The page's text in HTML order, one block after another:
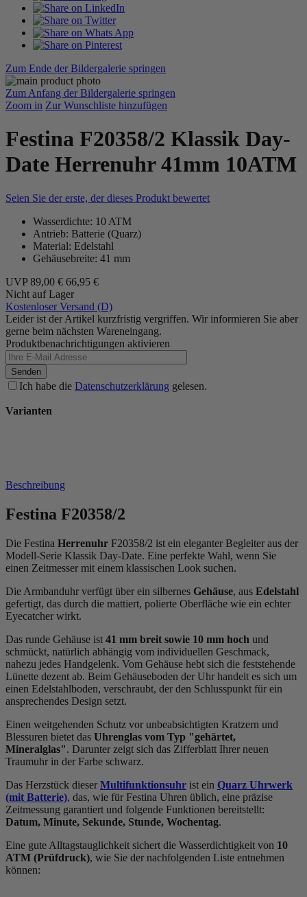
Zum Ende der Bildergalerie springen
Zum Anfang der Bildergalerie springen
Zoom in Zur Wunschliste hinzufügen
Festina F20358/2 Klassik Day-
Date Herrenuhr 41mm 10ATM
Seien Sie der erste, der dieses Produkt bewertet
Wasserdichte: 10 ATM
Antrieb: Batterie (Quarz)
Material: Edelstahl
Gehäusebreite: 41 mm
UVP 89,00 € 66,95 €
Nicht auf Lager
Kostenloser Versand (D)
Leider ist der Artikel kurzfristig vergriffen. Wir informieren Sie aber
gerne beim nächsten Wareneingang.
Produktbenachrichtigungen aktivieren
Senden
Ich habe die Datenschutzerklärung gelesen.
Varianten
Beschreibung
Festina F20358/2
Die Festina Herrenuhr F20358/2 ist ein eleganter Begleiter aus der
Modell-Serie Klassik Day-Date. Eine perfekte Wahl, wenn Sie
einen Zeitmesser mit einem klassischen Look suchen.
Die Armbanduhr verfügt über ein silbernes Gehäuse, aus Edelstahl
gefertigt, das durch die mattiert, polierte Oberfläche wie ein echter
Eyecatcher wirkt.
Das runde Gehäuse ist 41 mm breit sowie 10 mm hoch und
schmückt, natürlich abhängig vom individuellen Geschmack,
nahezu jedes Handgelenk. Vom Gehäuse hebt sich die feststehende
Lünette dezent ab. Beim Gehäuseboden der Uhr handelt es sich um
einen Edelstahlboden, verschraubt, der den Schlusspunkt für ein
ansprechendes Design setzt.
Einen weitgehenden Schutz vor unbeabsichtigten Kratzern und
Blessuren bietet das Uhrenglas vom Typ "gehärtet,
Mineralglas". Darunter zeigt sich das Zifferblatt Ihrer neuen
Traumuhr in der Farbe schwarz.
Das Herzstück dieser Multifunktionsuhr ist ein Quarz Uhrwerk
(mit Batterie), das, wie für Festina Uhren üblich, eine präzise
Zeitmessung garantiert und folgende Funktionen bereitstellt:
Datum, Minute, Sekunde, Stunde, Wochentag.
Eine gute Alltagstauglichkeit sichert die Wasserdichtigkeit von 10
ATM (Prüfdruck), wie Sie der nachfolgenden Liste entnehmen
können: